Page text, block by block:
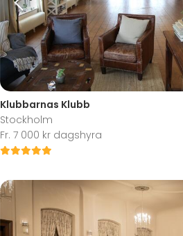
Klubbarnas Klubb
Stockholm
Fr. 7 000 kr dagshyra